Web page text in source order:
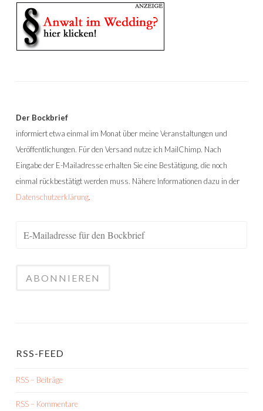
Der Bockbrief
informiert etwa einmal im Monat über meine Veranstaltungen und
Veröffentlichungen. Für den Versand nutze ich MailChimp. Nach
Eingabe der E-Mailadresse erhalten Sie eine Bestätigung, die noch
einmal rückbestätigt werden muss. Nähere Informationen dazu in der
Datenschutzerklärung.
RSS-FEED
RSS – Beiträge
RSS – Kommentare